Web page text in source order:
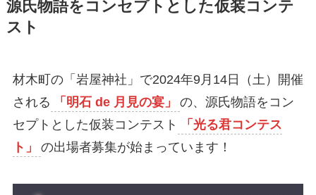
源氏物語をコンセプトとした仮装コンテ
スト
材木町の「岩屋神社」で2024年9月14日（土）開催
される
「明石 de 月見の宴」
の、源氏物語をコン
セプトとした仮装コンテスト
「光る君コンテス
ト」
の出場者募集が始まっています！